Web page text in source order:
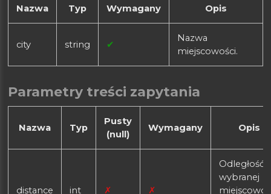
Nazwa Typ Wymagany Opis
city string ✔
Nazwa
miejscowości.
Parametry treści zapytania
Nazwa Typ
Pusty
(null)
Wymagany Opis
distance int ✗ ✗
Odległość
wybranej